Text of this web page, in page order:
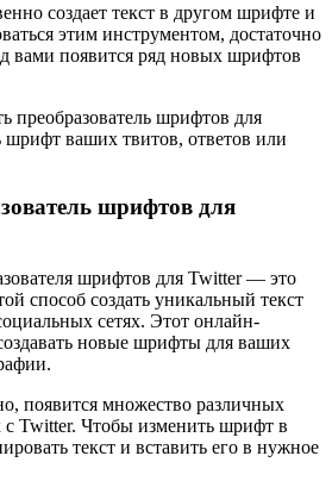
создает текст в другом шрифте и
этим инструментом, достаточно
вами появится ряд новых шрифтов
преобразователь шрифтов для
ваших твитов, ответов или
шрифтов для
шрифтов для Twitter — это
способ создать уникальный текст
сетях. Этот онлайн-
новые шрифты для ваших
появится множество различных
Twitter. Чтобы изменить шрифт в
текст и вставить его в нужное